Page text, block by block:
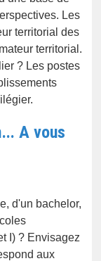
Les
territorial des
territorial.
? Les postes
A vous
d'un bachelor,
I) ? Envisagez
aux